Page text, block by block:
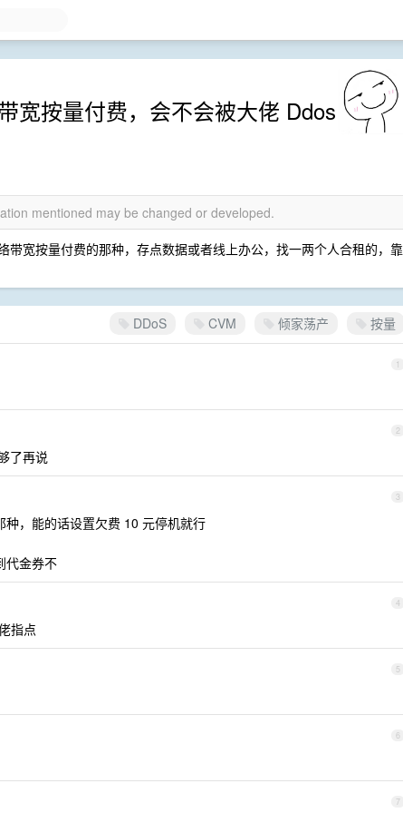
宽按量付费，会不会被大佬 Ddos
mentioned may be changed or developed.
宽按量付费的那种，存点数据或者线上办公，找一两个人合租的，靠
DDoS CVM 倾家荡产 按量
1
2
了再说
3
，能的话设置欠费 10 元停机就行
代金券不
4
指点
5
6
7